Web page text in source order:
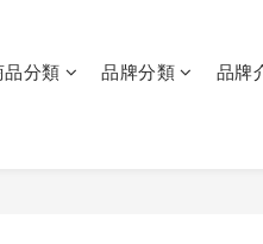
品分類 品牌分類 品牌